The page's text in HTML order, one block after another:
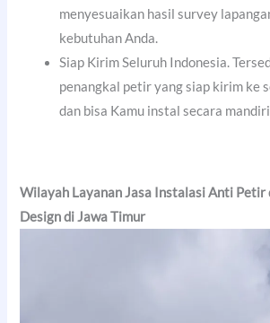
menyesuaikan hasil survey
kebutuhan Anda.
Siap Kirim Seluruh Indonesia.
penangkal petir yang siap kirim ke
dan bisa Kamu instal secara
Wilayah Layanan Jasa Instalasi Anti Petir
Design di Jawa Timur